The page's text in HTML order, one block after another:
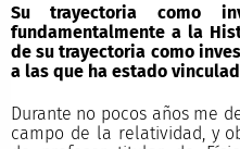
Su trayectoria como
fundamentalmente a la
de su trayectoria como
a las que ha estado
Durante no pocos años me
campo de la relatividad, y